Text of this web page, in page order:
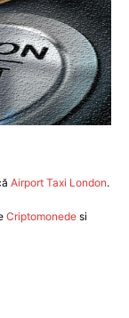
Airport Taxi London.
Criptomonedesi